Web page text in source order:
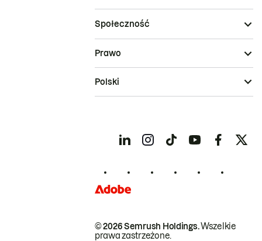
Społeczność
© 2026 Semrush Holdings.Wszelkie
prawa zastrzeżone.
Prawo
Polski